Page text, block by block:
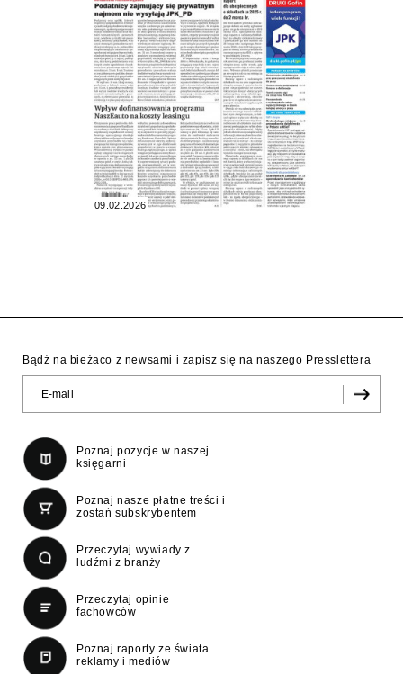
09.02.2026
Bądź na bieżaco z newsami i zapisz się na naszego Presslettera
Poznaj pozycje w naszej
księgarni
Poznaj nasze płatne treści i
zostań subskrybentem
Przeczytaj wywiady z
ludźmi z branży
Przeczytaj opinie
fachowców
Poznaj raporty ze świata
reklamy i mediów